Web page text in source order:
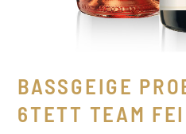
BASSGEIGE
TETT TEAM